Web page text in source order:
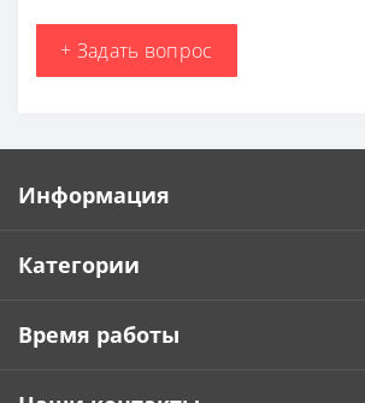
+ Задать вопрос
Информация
Категории
Время работы